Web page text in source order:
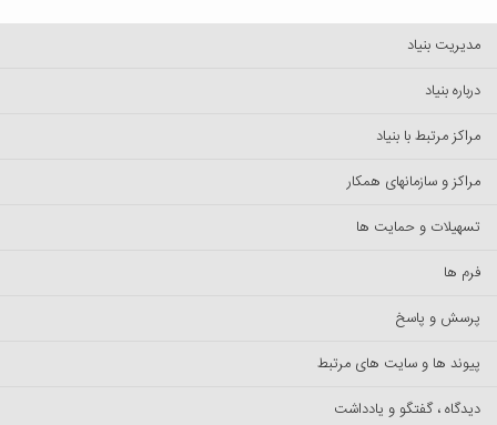
مدیریت بنیاد
درباره بنیاد
مراکز مرتبط با بنیاد
مراکز و سازمانهای همکار
تسهیلات و حمایت ها
فرم ها
پرسش‌ و پاسخ
پیوند ها و سایت های مرتبط
دیدگاه ، گفتگو و یادداشت